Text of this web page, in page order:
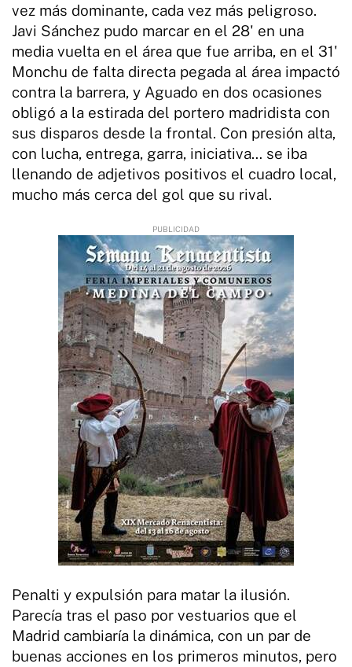
vez más dominante, cada vez más peligroso.
Javi Sánchez pudo marcar en el 28' en una
media vuelta en el área que fue arriba, en el 31'
Monchu de falta directa pegada al área impactó
contra la barrera, y Aguado en dos ocasiones
obligó a la estirada del portero madridista con
sus disparos desde la frontal. Con presión alta,
con lucha, entrega, garra, iniciativa… se iba
llenando de adjetivos positivos el cuadro local,
mucho más cerca del gol que su rival.
Penalti y expulsión para matar la ilusión.
Parecía tras el paso por vestuarios que el
Madrid cambiaría la dinámica, con un par de
buenas acciones en los primeros minutos, pero